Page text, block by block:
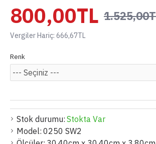
Stok durumu: Stokta Var
Model: 0250 SW2
800,00TL
Vergiler Hariç: 666,67TL
Renk